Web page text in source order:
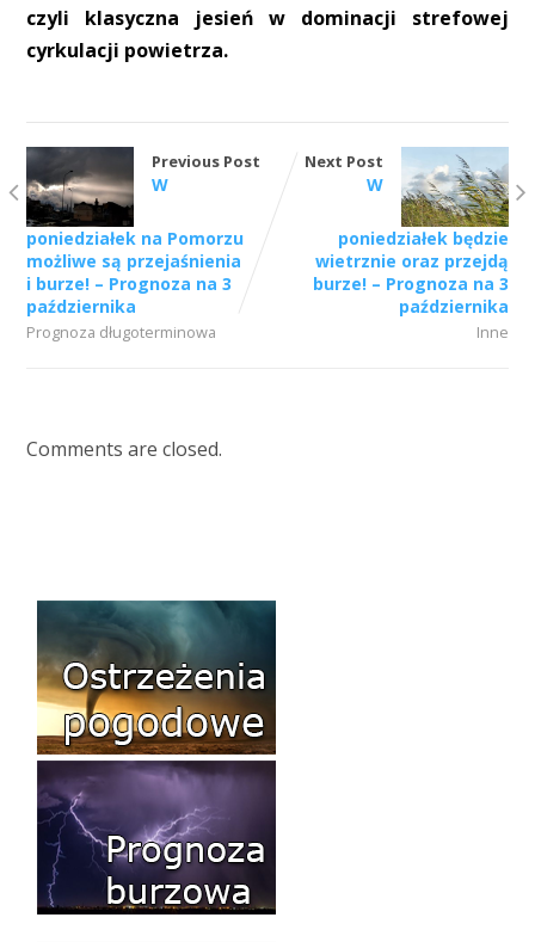
czyli klasyczna jesień w dominacji strefowej
cyrkulacji powietrza.
Previous Post
W
poniedziałek na Pomorzu
możliwe są przejaśnienia
i burze! – Prognoza na 3
października
Prognoza długoterminowa
Next Post
W
poniedziałek będzie
wietrznie oraz przejdą
burze! – Prognoza na 3
października
Inne
Comments are closed.